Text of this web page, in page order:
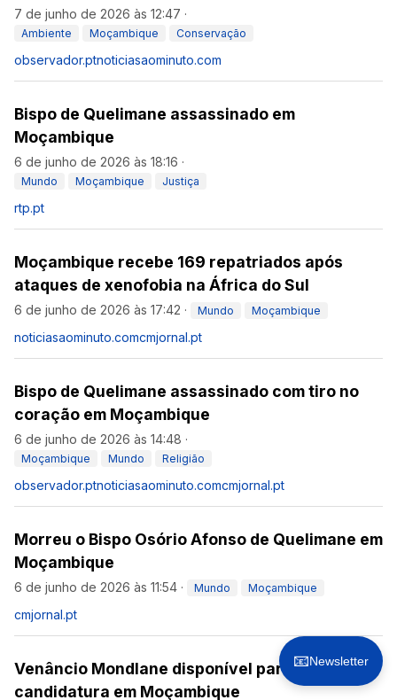
7 de junho de 2026 às 12:47 ·
Ambiente Moçambique Conservação
observador.ptnoticiasaominuto.com
Bispo de Quelimane assassinado em
Moçambique
6 de junho de 2026 às 18:16 ·
Mundo Moçambique Justiça
rtp.pt
Moçambique recebe 169 repatriados após
ataques de xenofobia na África do Sul
6 de junho de 2026 às 17:42 · Mundo Moçambique
noticiasaominuto.comcmjornal.pt
Bispo de Quelimane assassinado com tiro no
coração em Moçambique
6 de junho de 2026 às 14:48 ·
Moçambique Mundo Religião
observador.ptnoticiasaominuto.comcmjornal.pt
Morreu o Bispo Osório Afonso de Quelimane em
Moçambique
6 de junho de 2026 às 11:54 · Mundo Moçambique
cmjornal.pt
Venâncio Mondlane disponível para nova
candidatura em Moçambique
📧Newsletter